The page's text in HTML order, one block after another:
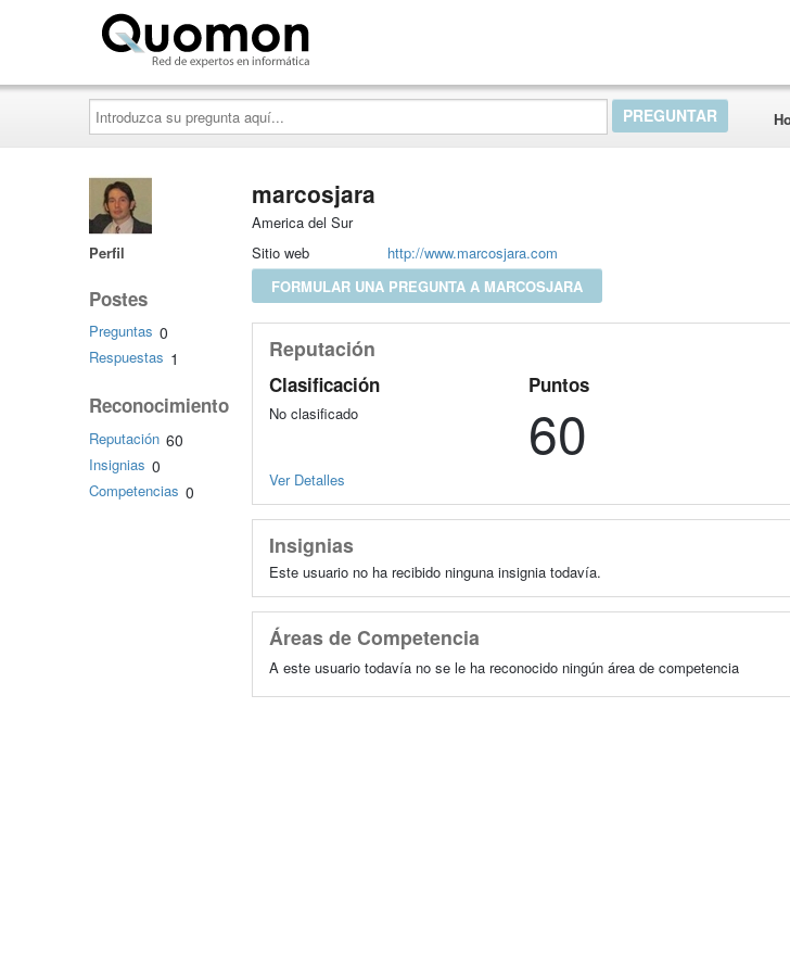
Introduzca
su
pregunta
aquí...
Perfil
Postes
Preguntas 0
Respuestas 1
Reconocimiento
Reputación 60
Insignias 0
Competencias 0
marcosjara
America del Sur
Sitio web
http://www.marcosjara.com
FORMULAR UNA PREGUNTA A MARCOSJARA
Reputación
Clasificación
No clasificado
Puntos
60
Ver Detalles
Insignias
Este usuario no ha recibido ninguna insignia todavía.
Áreas de Competencia
A este usuario todavía no se le ha reconocido ningún área de competencia